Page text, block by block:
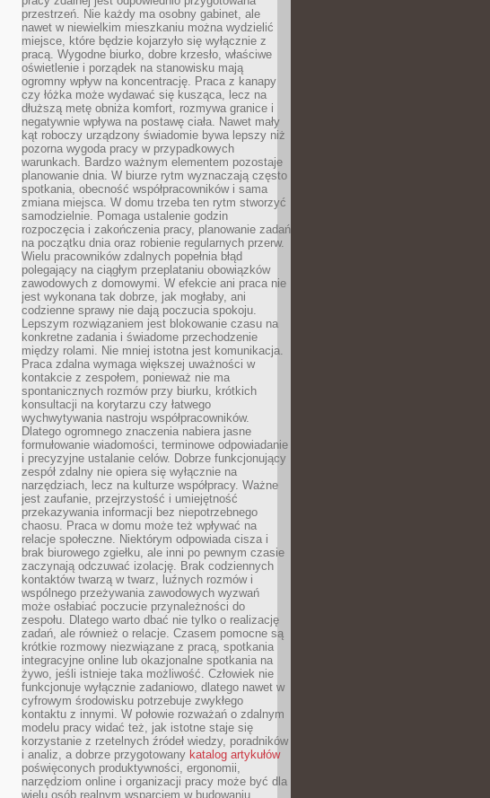
przestrzeń. Nie każdy ma osobny gabinet, ale
nawet w niewielkim mieszkaniu można wydzielić
miejsce, które będzie kojarzyło się wyłącznie z
pracą. Wygodne biurko, dobre krzesło, właściwe
oświetlenie i porządek na stanowisku mają
ogromny wpływ na koncentrację. Praca z kanapy
czy łóżka może wydawać się kusząca, lecz na
dłuższą metę obniża komfort, rozmywa granice i
negatywnie wpływa na postawę ciała. Nawet mały
kąt roboczy urządzony świadomie bywa lepszy niż
pozorna wygoda pracy w przypadkowych
warunkach. Bardzo ważnym elementem pozostaje
planowanie dnia. W biurze rytm wyznaczają często
spotkania, obecność współpracowników i sama
zmiana miejsca. W domu trzeba ten rytm stworzyć
samodzielnie. Pomaga ustalenie godzin
rozpoczęcia i zakończenia pracy, planowanie zadań
na początku dnia oraz robienie regularnych przerw.
Wielu pracowników zdalnych popełnia błąd
polegający na ciągłym przeplataniu obowiązków
zawodowych z domowymi. W efekcie ani praca nie
jest wykonana tak dobrze, jak mogłaby, ani
codzienne sprawy nie dają poczucia spokoju.
Lepszym rozwiązaniem jest blokowanie czasu na
konkretne zadania i świadome przechodzenie
między rolami. Nie mniej istotna jest komunikacja.
Praca zdalna wymaga większej uważności w
kontakcie z zespołem, ponieważ nie ma
spontanicznych rozmów przy biurku, krótkich
konsultacji na korytarzu czy łatwego
wychwytywania nastroju współpracowników.
Dlatego ogromnego znaczenia nabiera jasne
formułowanie wiadomości, terminowe odpowiadanie
i precyzyjne ustalanie celów. Dobrze funkcjonujący
zespół zdalny nie opiera się wyłącznie na
narzędziach, lecz na kulturze współpracy. Ważne
jest zaufanie, przejrzystość i umiejętność
przekazywania informacji bez niepotrzebnego
chaosu. Praca w domu może też wpływać na
relacje społeczne. Niektórym odpowiada cisza i
brak biurowego zgiełku, ale inni po pewnym czasie
zaczynają odczuwać izolację. Brak codziennych
kontaktów twarzą w twarz, luźnych rozmów i
wspólnego przeżywania zawodowych wyzwań
może osłabiać poczucie przynależności do
zespołu. Dlatego warto dbać nie tylko o realizację
zadań, ale również o relacje. Czasem pomocne są
krótkie rozmowy niezwiązane z pracą, spotkania
integracyjne online lub okazjonalne spotkania na
żywo, jeśli istnieje taka możliwość. Człowiek nie
funkcjonuje wyłącznie zadaniowo, dlatego nawet w
cyfrowym środowisku potrzebuje zwykłego
kontaktu z innymi. W połowie rozważań o zdalnym
modelu pracy widać też, jak istotne staje się
korzystanie z rzetelnych źródeł wiedzy, poradników
i analiz, a dobrze przygotowany katalog artykułów
poświęconych produktywności, ergonomii,
narzędziom online i organizacji pracy może być dla
wielu osób realnym wsparciem w budowaniu